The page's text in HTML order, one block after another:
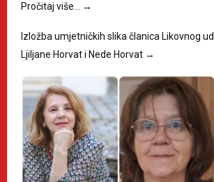
Pročitaj više… →
Izložba umjetničkih slika članica Likovnog
Ljiljane Horvat i Nede Horvat →